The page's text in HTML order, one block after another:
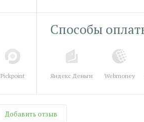
Pickpoint
Способы
Яндекс Деньги Webmoney
Добавить отзыв